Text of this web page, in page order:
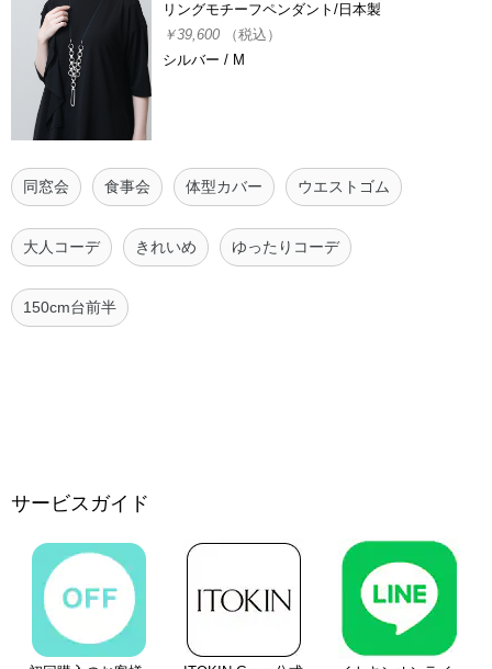
リングモチーフペンダント/日本製
￥39,600
（税込）
シルバー / M
同窓会 食事会 体型カバー ウエストゴム
大人コーデ きれいめ ゆったりコーデ
150cm台前半
サービスガイド